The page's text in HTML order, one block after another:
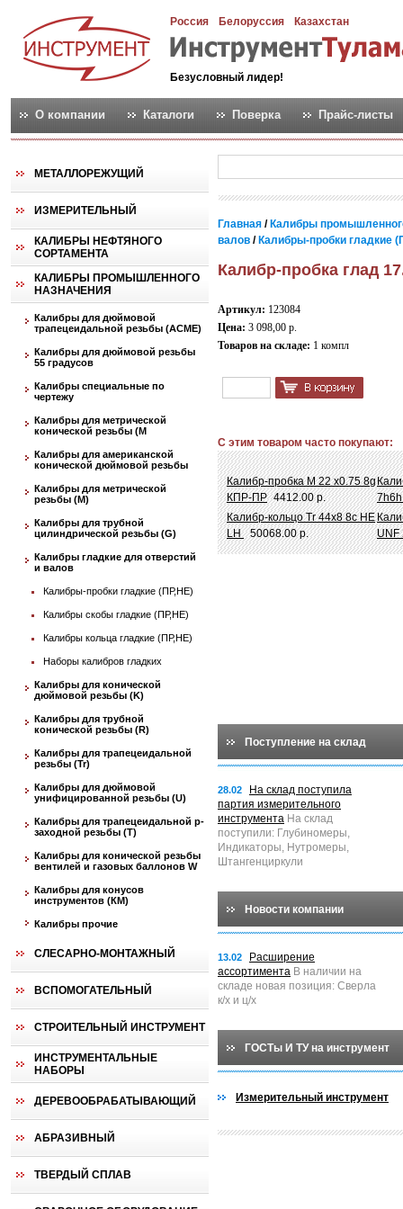
Россия Белоруссия Казахстан
Безусловный лидер!
О компании Каталоги Поверка Прайс-листы
МЕТАЛЛОРЕЖУЩИЙ
ИЗМЕРИТЕЛЬНЫЙ
КАЛИБРЫ НЕФТЯНОГО
СОРТАМЕНТА
КАЛИБРЫ ПРОМЫШЛЕННОГО
НАЗНАЧЕНИЯ
Калибры для дюймовой
трапецеидальной резьбы (АСМЕ)
Калибры для дюймовой резьбы
55 градусов
Калибры специальные по
чертежу
Калибры для метрической
конической резьбы (М
Калибры для американской
конической дюймовой резьбы
Калибры для метрической
резьбы (М)
Калибры для трубной
цилиндрической резьбы (G)
Калибры гладкие для отверстий
и валов
Калибры-пробки гладкие (ПР,НЕ)
Калибры скобы гладкие (ПР,НЕ)
Калибры кольца гладкие (ПР,НЕ)
Наборы калибров гладких
Калибры для конической
дюймовой резьбы (K)
Калибры для трубной
конической резьбы (R)
Калибры для трапецеидальной
резьбы (Tr)
Калибры для дюймовой
унифицированной резьбы (U)
Калибры для трапецеидальной p-
заходной резьбы (T)
Калибры для конической резьбы
вентилей и газовых баллонов W
Калибры для конусов
инструментов (КМ)
Калибры прочие
СЛЕСАРНО-МОНТАЖНЫЙ
ВСПОМОГАТЕЛЬНЫЙ
СТРОИТЕЛЬНЫЙ ИНСТРУМЕНТ
ИНСТРУМЕНТАЛЬНЫЕ
НАБОРЫ
ДЕРЕВООБРАБАТЫВАЮЩИЙ
АБРАЗИВНЫЙ
ТВЕРДЫЙ СПЛАВ
Главная / Калибры
валов / Калибры-пробки гладкие
Калибр-пробка глад
Артикул: 123084
Цена: 3 098,00 р.
Товаров на складе: 1 компл
С этим товаром часто покупают:
Калибр-пробка М 22 х0.75 8g
КПР-ПР 4412.00 р.
Калибр-кольцо Tr 44х8 8c НЕ
LH 50068.00 р.
Поступление на склад
28.02
На склад поступила
партия измерительного
инструмента На склад
поступили: Глубиномеры,
Индикаторы, Нутромеры,
Штангенциркули
Новости компании
13.02
Расширение
ассортимента В наличии на
складе новая позиция: Сверла
к/х и ц/х
ГОСТы И ТУ на инструмент
Измерительный инструмент